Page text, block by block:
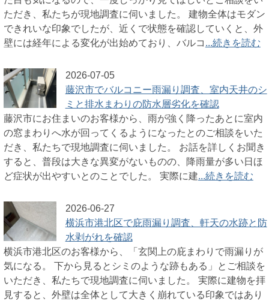
ただき、私たちが現地調査に伺いました。 建物全体はモダン
できれいな印象でしたが、近くで状態を確認していくと、外
壁には経年による変化が出始めており、バルコ ...続きを読む
2026-07-05
藤沢市でバルコニー雨漏り調査、室内天井のシ
ミと排水まわりの防水層劣化を確認
藤沢市にお住まいのお客様から、雨が強く降ったあとに室内
の窓まわりへ水が回ってくるようになったとのご相談をいた
だき、私たちで現地調査に伺いました。 お話を詳しくお聞き
すると、普段は大きな異変がないものの、降雨量が多い日ほ
ど症状が出やすいとのことでした。 実際に建...続きを読む
2026-06-27
横浜市港北区で庇雨漏り調査、軒天の水跡と防
水剥がれを確認
横浜市港北区のお客様から、「玄関上の庇まわりで雨漏りが
気になる。 下から見るとシミのような跡もある」とご相談を
いただき、私たちで現地調査に伺いました。 実際に建物を拝
見すると、外壁は全体として大きく崩れている印象ではあり